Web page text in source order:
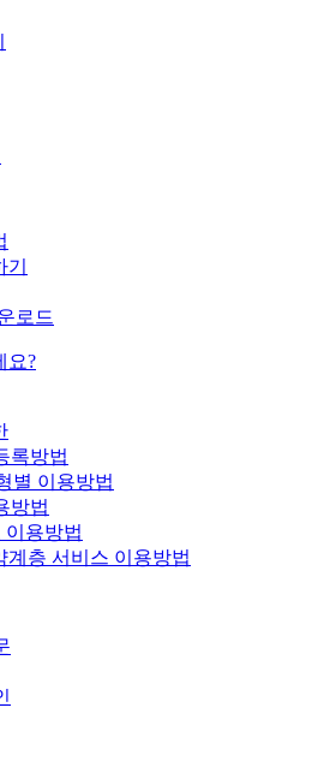
로드
요?
록방법
별 이용방법
방법
용방법
계층 서비스 이용방법